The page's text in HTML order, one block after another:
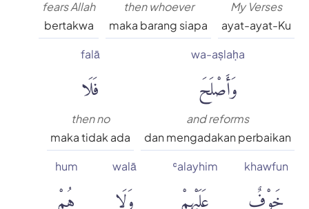
My Verses
ayat-ayat-Ku
then whoever
maka barang siapa
fears Allah
bertakwa
wa-aṣlaḥa
وَأَصْلَحَ
and reforms
dan mengadakan perbaikan
falā
فَلَا
then no
maka tidak ada
khawfun
خَوْفٌ
ʿalayhim
عَلَيْهِمْ
walā
وَلَا
hum
هُمْ